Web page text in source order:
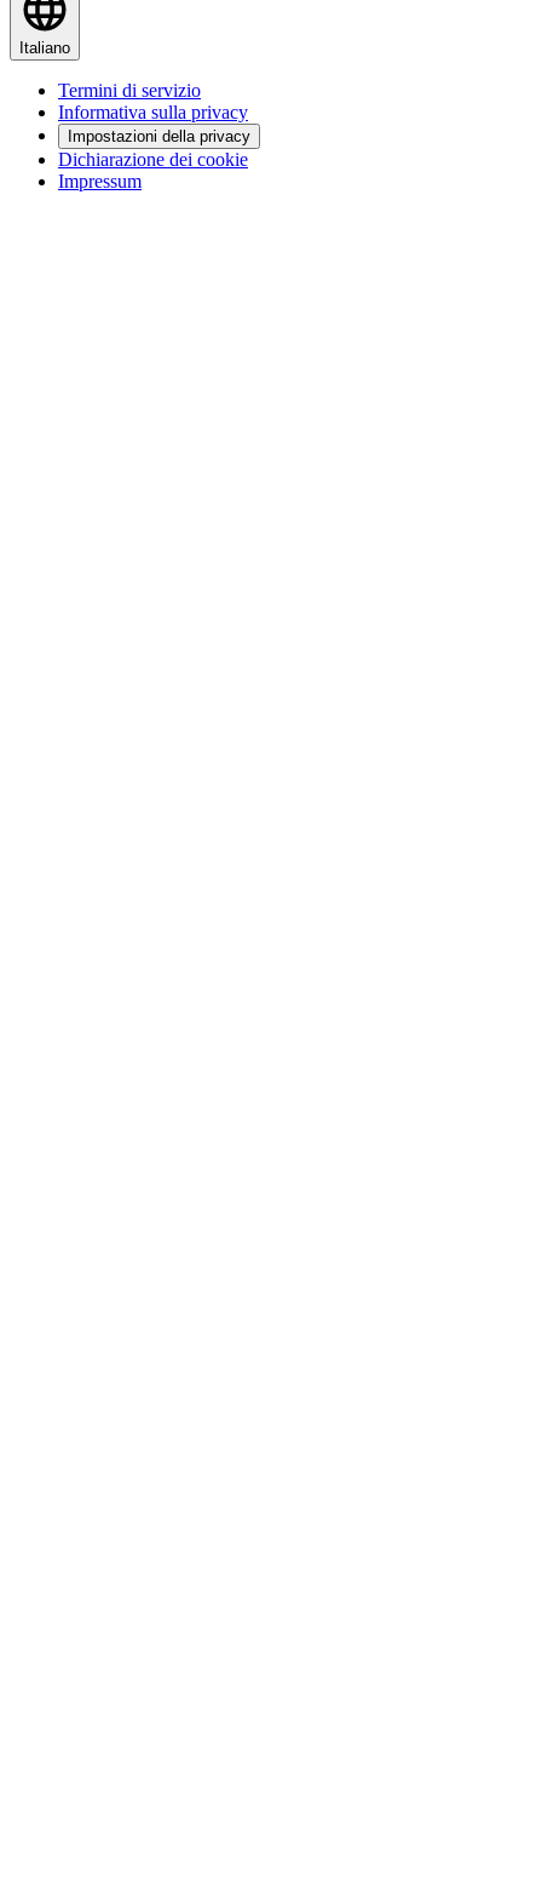
Italiano
Termini di servizio
Informativa sulla privacy
Impostazioni della privacy
Dichiarazione dei cookie
Impressum